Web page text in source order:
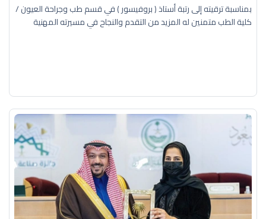
بمناسبة ترقيته إلى رتبة أستاذ ( بروفيسور ) في قسم طب وجراحة العيون /
كلية الطب متمنين له المزيد من التقدم والنجاح في مسيرته المهنية